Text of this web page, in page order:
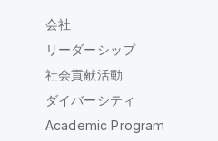
会社
リーダーシップ
社会貢献活動
ダイバーシティ
Academic Program